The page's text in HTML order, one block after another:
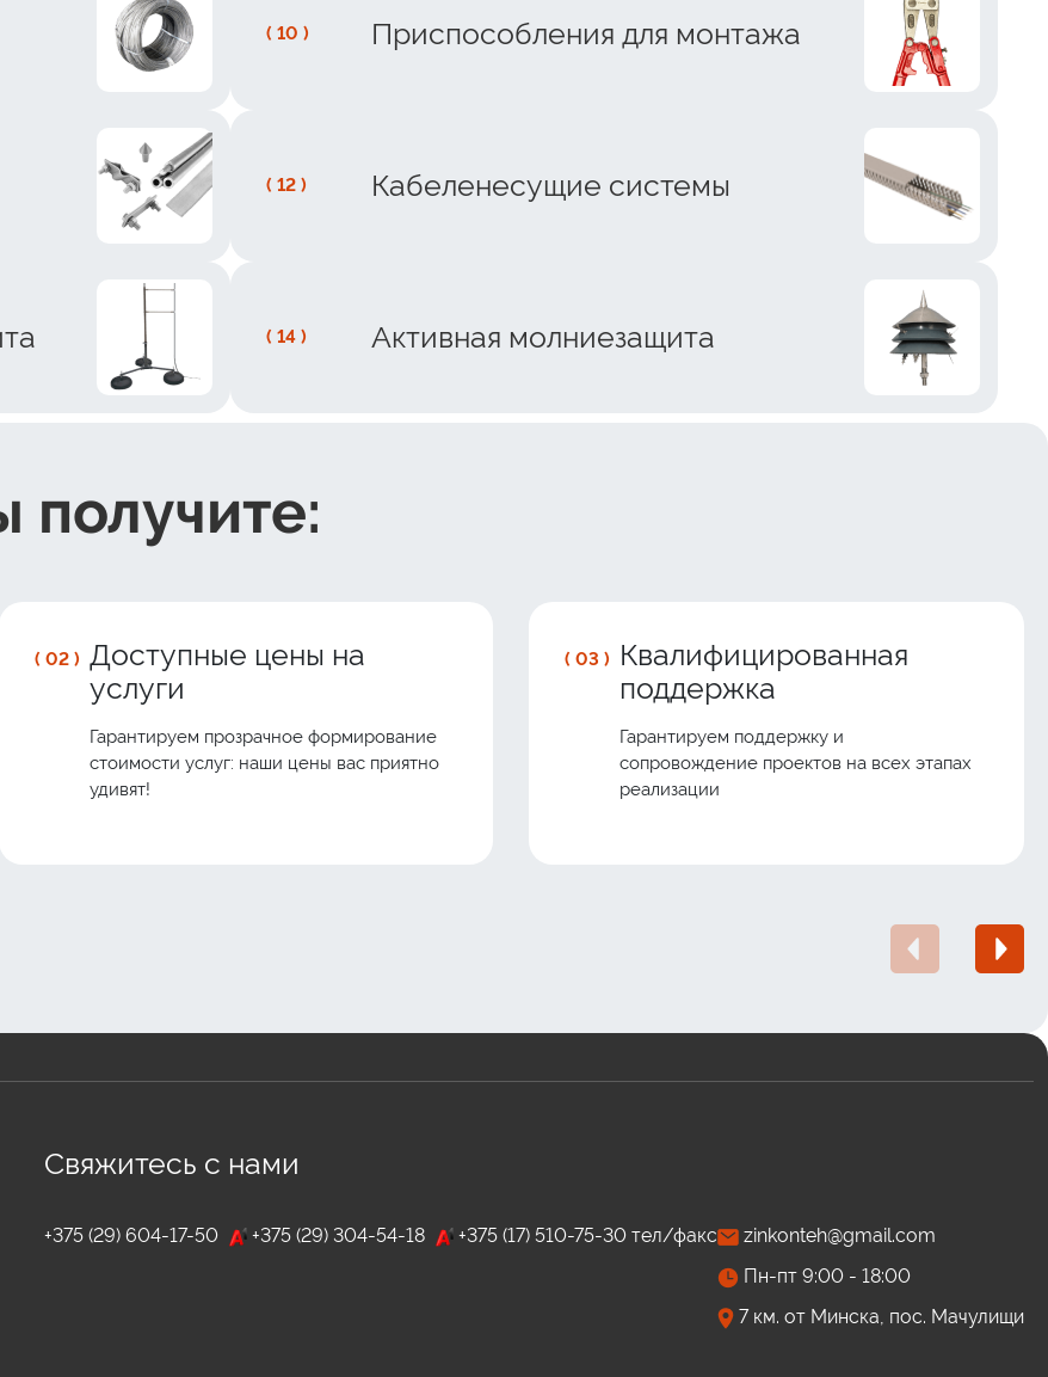
( 10 ) Приспособления для монтажа
( 12 ) Кабеленесущие системы
( 14 ) Активная молниезащита
получите:
( 02 ) Доступные цены на
услуги
Гарантируем прозрачное формирование
стоимости услуг: наши цены вас приятно
удивят!
( 03 )
Квалифицированная
поддержка
Гарантируем поддержку и
сопровождение проектов на всех этапах
реализации
Свяжитесь с нами
+375 (29) 604-17-50 +375 (29) 304-54-18 +375 (17) 510-75-30 тел/факс
zinkonteh@gmail.com
Пн-пт 9:00 - 18:00
7 км. от Минска, пос. Мачулищи